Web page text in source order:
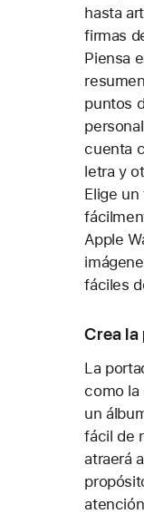
hasta
firmas
Piensa
puntos
cuenta
letra y
Elige
Apple
fáciles
Crea
La
como la
un
fácil de
atraerá